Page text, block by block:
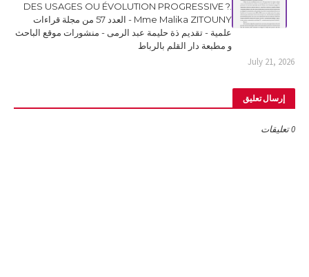
DES USAGES OU ÉVOLUTION PROGRESSIVE ?.
Mme Malika ZITOUNY - العدد 57 من مجلة قراءات
علمية - تقديم ذة حليمة عبد الرمى - منشورات موقع الباحث
و مطبعة دار القلم بالرباط
July 21, 2026
إرسال تعليق
0 تعليقات